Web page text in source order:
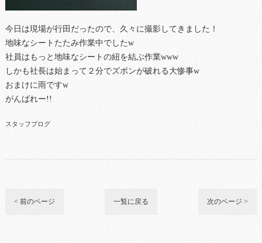
今日は現場が行田だったので、久々に撮影してきました！
地味なシートたたみ作業中でしたw
社員はもっと地味なシートの紐を結ぶ作業www
しかも社長は始まって２分でズボンが破れる大惨事w
おまけに雨ですw
がんばれー!!
スタッフブログ
< 前のページ 一覧に戻る 次のページ >